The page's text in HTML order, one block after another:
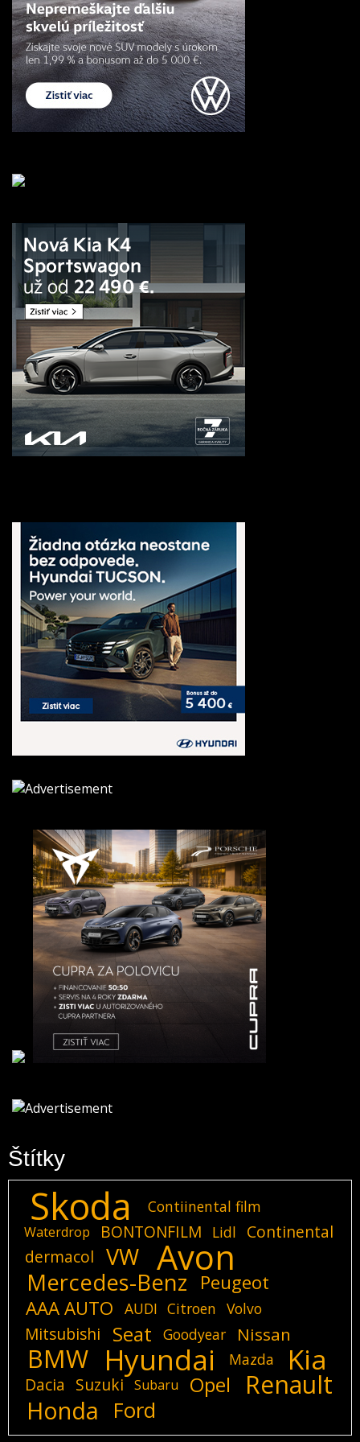
Štítky
Skoda Contiinental film
Waterdrop BONTONFILM Lidl
Continental
dermacol
VW Avon
Mercedes-Benz
Peugeot
AAA AUTO
AUDI Citroen Volvo
Mitsubishi Seat Goodyear Nissan
BMW Hyundai Mazda Kia
Dacia Suzuki Subaru Opel Renault
Honda Ford